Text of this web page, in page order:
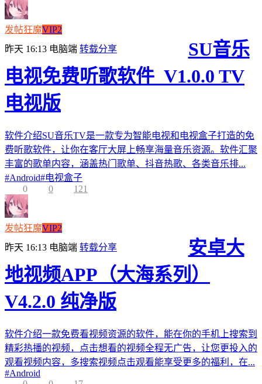
发帖狂魔VIP2
昨天 16:13 电脑端 转载分享
SU音乐
电视免费听歌软件_V1.0.0 TV
电视版
软件介绍SU音乐TV是一款专为智能电视和电视盒子打造的免
费听歌软件，让你在客厅大屏上畅享海量音乐资源。软件汇聚
丰富的歌单内容，涵盖热门歌单、抖音热歌、各类音乐排...
#Android#电视盒子
0
0 121
发帖狂魔VIP2
昨天 16:13 电脑端 转载分享
安卓大
地视频APP（大海系列）
V4.2.0 纯净版
软件介绍一款免费看视频资源的软件，能在你的手机上搜索到
精彩热播的视频，点击想看的视频全程无广告，让您更投入的
观看视频内容，多搜索视频点击观看能享受更多的福利，在...
#Android